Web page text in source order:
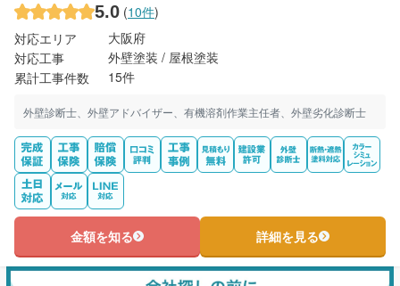
5.0 (10件)
対応エリア
大阪府
対応工事
外壁塗装 / 屋根塗装
累計工事件数
15件
外壁診断士、外壁アドバイザー、有機溶剤作業主任者、外壁劣化診断士
金額を知る 詳細を見る